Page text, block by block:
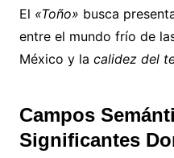
El «Toño» busca
entre el mundo frío de
México y la calidez del
Campos
Significantes